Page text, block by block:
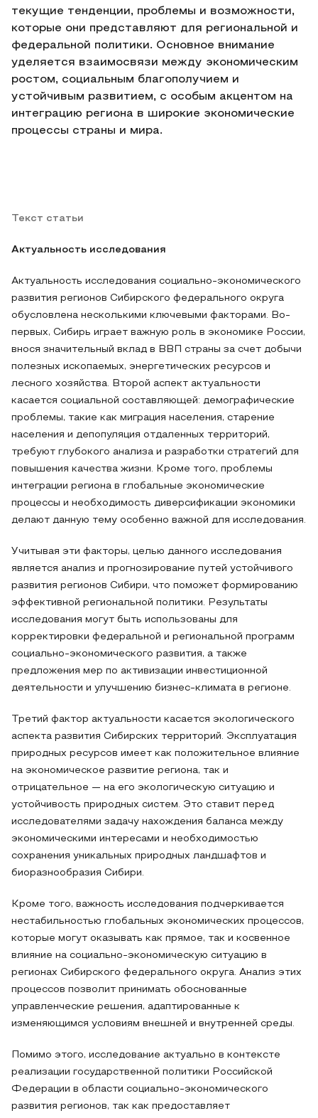
текущие тенденции, проблемы и возможности,
которые они представляют для региональной и
федеральной политики. Основное внимание
уделяется взаимосвязи между экономическим
ростом, социальным благополучием и
устойчивым развитием, с особым акцентом на
интеграцию региона в широкие экономические
процессы страны и мира.
Текст статьи
Актуальность исследования
Актуальность исследования социально-экономического
развития регионов Сибирского федерального округа
обусловлена несколькими ключевыми факторами. Во-
первых, Сибирь играет важную роль в экономике России,
внося значительный вклад в ВВП страны за счет добычи
полезных ископаемых, энергетических ресурсов и
лесного хозяйства. Второй аспект актуальности
касается социальной составляющей: демографические
проблемы, такие как миграция населения, старение
населения и депопуляция отдаленных территорий,
требуют глубокого анализа и разработки стратегий для
повышения качества жизни. Кроме того, проблемы
интеграции региона в глобальные экономические
процессы и необходимость диверсификации экономики
делают данную тему особенно важной для исследования.
Учитывая эти факторы, целью данного исследования
является анализ и прогнозирование путей устойчивого
развития регионов Сибири, что поможет формированию
эффективной региональной политики. Результаты
исследования могут быть использованы для
корректировки федеральной и региональной программ
социально-экономического развития, а также
предложения мер по активизации инвестиционной
деятельности и улучшению бизнес-климата в регионе.
Третий фактор актуальности касается экологического
аспекта развития Сибирских территорий. Эксплуатация
природных ресурсов имеет как положительное влияние
на экономическое развитие региона, так и
отрицательное — на его экологическую ситуацию и
устойчивость природных систем. Это ставит перед
исследователями задачу нахождения баланса между
экономическими интересами и необходимостью
сохранения уникальных природных ландшафтов и
биоразнообразия Сибири.
Кроме того, важность исследования подчеркивается
нестабильностью глобальных экономических процессов,
которые могут оказывать как прямое, так и косвенное
влияние на социально-экономическую ситуацию в
регионах Сибирского федерального округа. Анализ этих
процессов позволит принимать обоснованные
управленческие решения, адаптированные к
изменяющимся условиям внешней и внутренней среды.
Помимо этого, исследование актуально в контексте
реализации государственной политики Российской
Федерации в области социально-экономического
развития регионов, так как предоставляет